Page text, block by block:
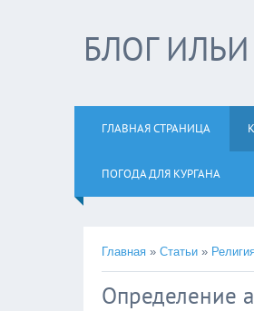
БЛОГ
ГЛАВНАЯ СТРАНИЦА
ПОГОДА ДЛЯ КУРГАНА
Главная » Статьи »
Определение